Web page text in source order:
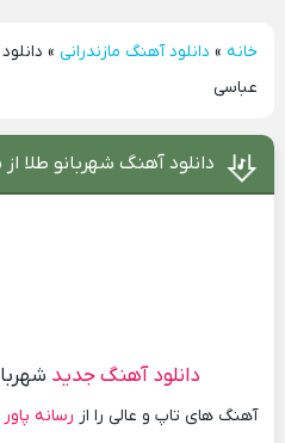
خانه» دانلود آهنگ مازندرانی»
عباسی
دانلود آهنگ شهربانو طلا
دانلود آهنگ جدید
آهنگ های تاپ و عالی را از رسانه